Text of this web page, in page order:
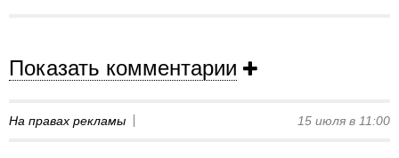
Показать комментарии
На правах рекламы 15 июля в 11:00